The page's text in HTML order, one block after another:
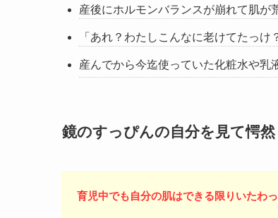
産後にホルモンバランスが崩れて肌が
「あれ？わたしこんなに老けてたっけ
産んでから今迄使っていた化粧水や乳
鏡のすっぴんの自分を見て愕
育児中でも自分の肌はできる限りいたわ